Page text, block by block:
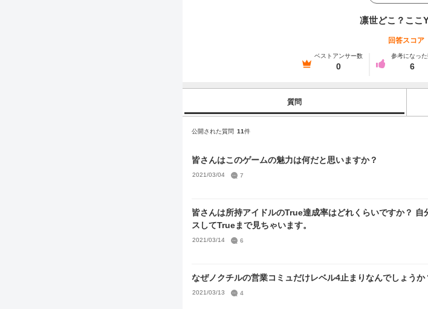
凛世どこ？ここ
回答スコア
ベストアンサー数
0
参考になっ
6
質問
公開された質問 11件
皆さんはこのゲームの魅力は何だと思いますか？
2021/03/04
7
皆さんは所持アイドルのTrue達成率はどれくらいですか？
スしてTrueまで見ちゃいます。
2021/03/14
6
なぜノクチルの営業コミュだけレベル4止まりなんでしょうか
2021/03/13
4